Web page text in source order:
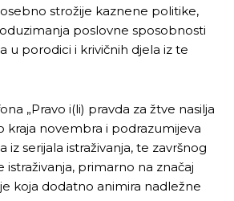
strožije kaznene politike,
poslovne sposobnosti
u porodici i krivičnih djela iz te
„Pravo i(li) pravda za žtve nasilja
kraja novembra i podrazumijeva
iz serijala istraživanja, te završnog
istraživanja, primarno na značaj
koja dodatno animira nadležne